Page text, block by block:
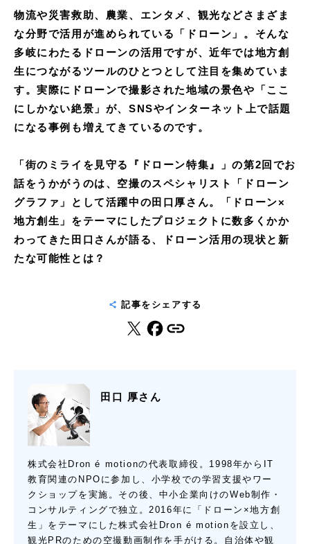
物流や災害救助、農業、エンタメ、観光などさまざま
な分野で活用が進められている「ドローン」。そんな
多岐にわたるドローンの活用ですが、近年では地方創
生につながるツールのひとつとして注目を集めていま
す。実際にドローンで撮影された地域の景色や「ここ
にしかない絶景」が、SNSやインターネット上で話題
になる事例も増えてきているのです。
「街のミライを見守る『ドローン特集』」の第2回でお
話をうかがうのは、空撮のスペシャリスト「ドローン
グラファ」として活躍中の田口厚さん。「ドローン×
地方創生」をテーマにしたプロジェクトに数多くかか
わってきた田口さんが語る、ドローン活用の現状と新
たな可能性とは？
記事をシェアする
田口 厚さん
株式会社Dron é motionの代表取締役。1998年からIT
教育関連のNPOに参加し、小学校での学習支援やワー
クショップを実施。その後、中小企業向けのWeb制作・
コンサルティングで独立。2016年に「ドローン×地方創
生」をテーマにした株式会社Dron é motionを設立し、
観光PRのための空撮動画制作を手がける。自治体や観